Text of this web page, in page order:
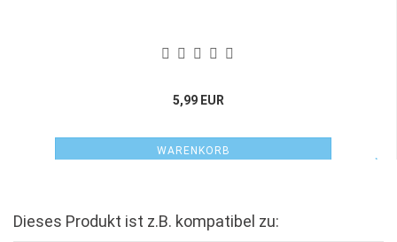
5,99 EUR
WARENKORB
Dieses Produkt ist z.B. kompatibel zu: